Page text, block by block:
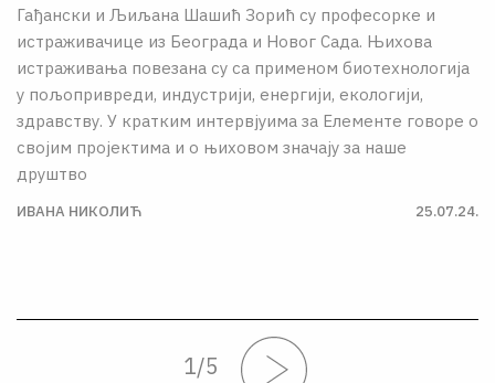
Гађански и Љиљана Шашић Зорић су професорке и
истраживачице из Београда и Новог Сада. Њихова
истраживања повезана су са применом биотехнологија
у пољопривреди, индустрији, енергији, екологији,
здравству. У кратким интервјуима за Елементе говоре о
својим пројектима и о њиховом значају за наше
друштво
ИВАНА НИКОЛИЋ 25.07.24.
1/5